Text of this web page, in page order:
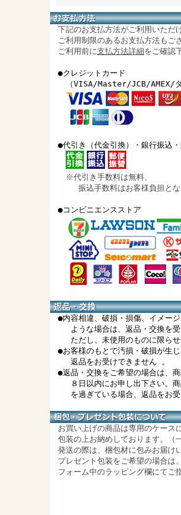
下記のお支払方法がご利用いただ
ご利用制限のあるお支払方法もご
ご利用前に支払方法詳細をご確認
●クレジットカード
（VISA/Master/JCB/AMEX/ダ
●代引き（代金引換）・銀行振込
※代引き手数料は無料、
振込手数料はお客様負担とな
●コンビニエンスストア
●内容相違、破損・損傷、イメー
ような場合は、返品・交換を受
ただし、未使用のものに限らせ
●お客様のもとで汚損・破損が生
返品をお受けできません 。
●返品・交換をご希望の場合は、
８日以内にお申し出下さい。商
を過ぎている場合、返品をお受
お買い上げの商品は専用のケース
包装の上お納めしております。（
発送の際は、梱包材に包みお届け
プレゼント包装をご希望の場合は
フォーム中のラッピング欄にてご